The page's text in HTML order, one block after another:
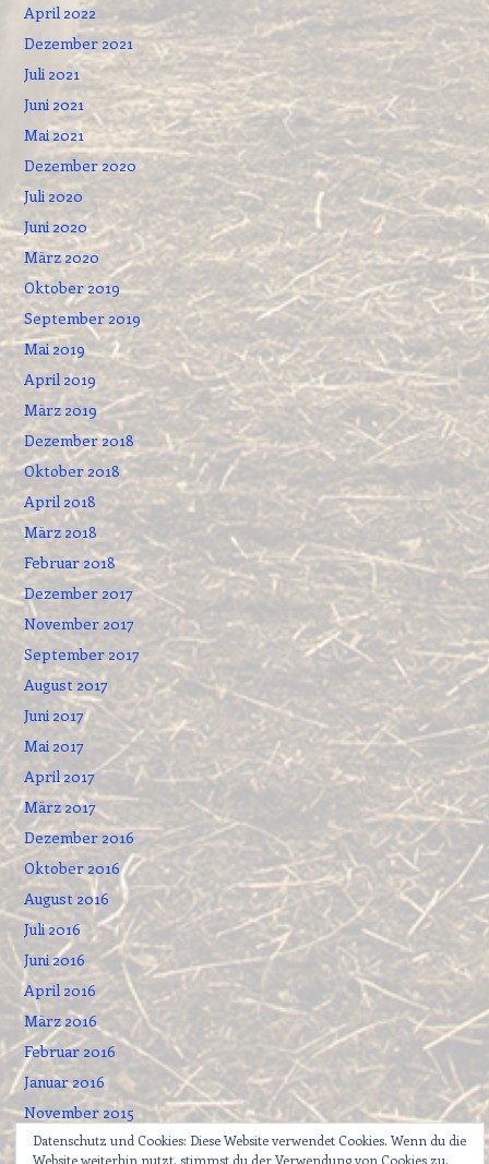
April 2022
Dezember 2021
Juli 2021
Juni 2021
Mai 2021
Dezember 2020
Juli 2020
Juni 2020
März 2020
Oktober 2019
September 2019
Mai 2019
April 2019
März 2019
Dezember 2018
Oktober 2018
April 2018
März 2018
Februar 2018
Dezember 2017
November 2017
September 2017
August 2017
Juni 2017
Mai 2017
April 2017
März 2017
Dezember 2016
Oktober 2016
August 2016
Juli 2016
Juni 2016
April 2016
März 2016
Februar 2016
Januar 2016
November 2015
September 2015
Datenschutz und Cookies: Diese Website verwendet Cookies. Wenn du die
Website weiterhin nutzt, stimmst du der Verwendung von Cookies zu.